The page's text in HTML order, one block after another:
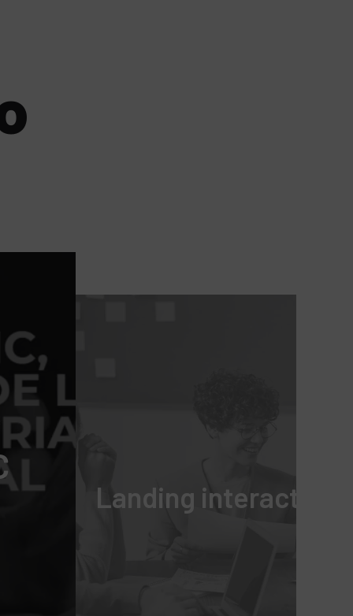
Landing interactiva